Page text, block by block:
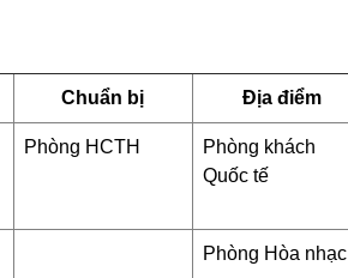
Chuẩn bị Địa điểm
Phòng HCTH
Phòng khách
Quốc tế
Phòng Hòa nhạc